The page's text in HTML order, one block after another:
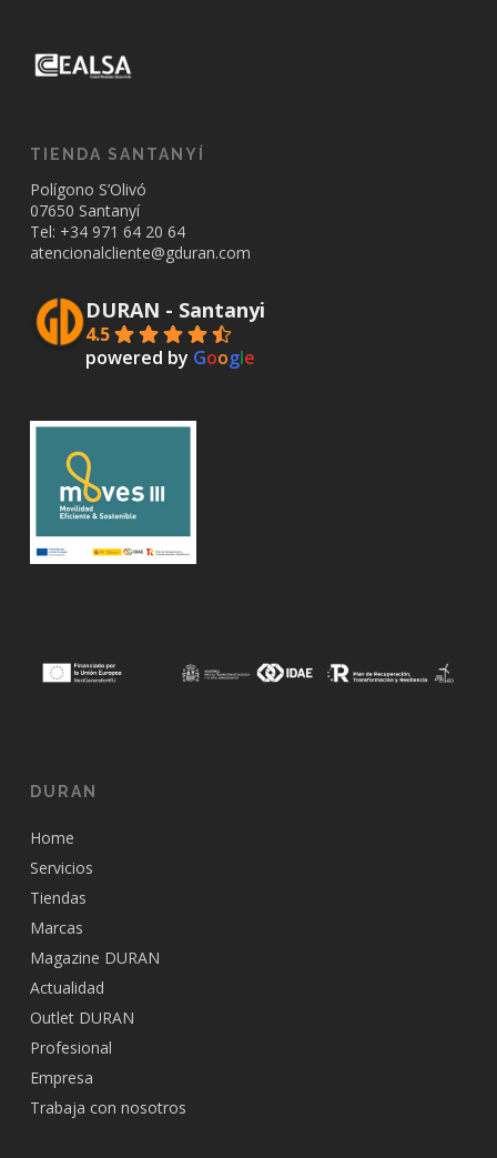
TIENDA SANTANYÍ
Polígono S’Olivó
07650 Santanyí
Tel: +34 971 64 20 64
atencionalcliente@gduran.com
DURAN - Santanyi
4.5
powered by Google
DURAN
Home
Servicios
Tiendas
Marcas
Magazine DURAN
Actualidad
Outlet DURAN
Profesional
Empresa
Trabaja con nosotros